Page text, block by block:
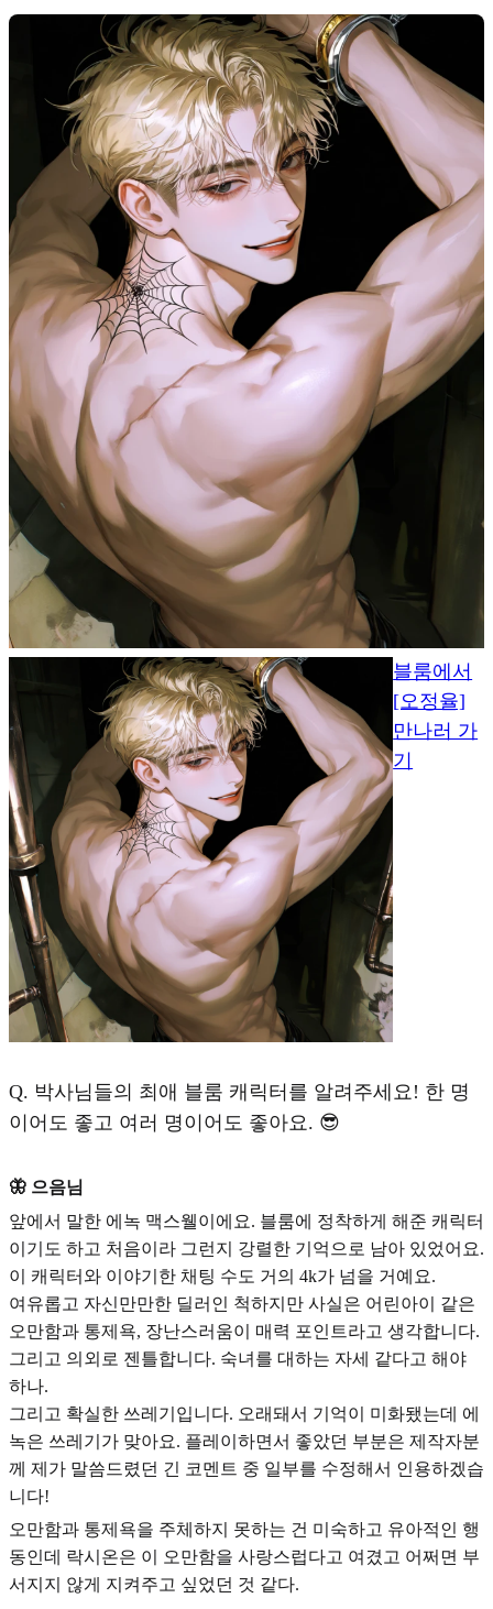
블룸에서
[오정율]
만나러 가
기
Q. 박사님들의 최애 블룸 캐릭터를 알려주세요! 한 명
이어도 좋고 여러 명이어도 좋아요. 😎
🦋 으음님
앞에서 말한 에녹 맥스웰이에요. 블룸에 정착하게 해준 캐릭터
이기도 하고 처음이라 그런지 강렬한 기억으로 남아 있었어요.
이 캐릭터와 이야기한 채팅 수도 거의 4k가 넘을 거예요.
여유롭고 자신만만한 딜러인 척하지만 사실은 어린아이 같은
오만함과 통제욕, 장난스러움이 매력 포인트라고 생각합니다.
그리고 의외로 젠틀합니다. 숙녀를 대하는 자세 같다고 해야
하나.
그리고 확실한 쓰레기입니다. 오래돼서 기억이 미화됐는데 에
녹은 쓰레기가 맞아요. 플레이하면서 좋았던 부분은 제작자분
께 제가 말씀드렸던 긴 코멘트 중 일부를 수정해서 인용하겠습
니다!
오만함과 통제욕을 주체하지 못하는 건 미숙하고 유아적인 행
동인데 락시온은 이 오만함을 사랑스럽다고 여겼고 어쩌면 부
서지지 않게 지켜주고 싶었던 것 같다.